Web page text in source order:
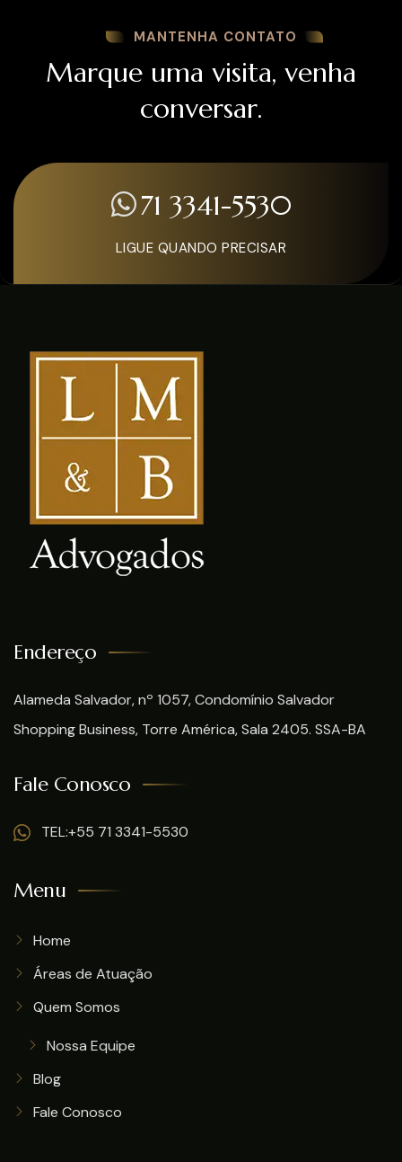
MANTENHA CONTATO
Marque uma visita, venha
conversar.
71 3341-5530
LIGUE QUANDO PRECISAR
Endereço
Alameda Salvador, nº 1057, Condomínio Salvador
Shopping Business, Torre América, Sala 2405. SSA-BA
Fale Conosco
TEL:+55 71 3341-5530
Menu
Home
Áreas de Atuação
Quem Somos
Nossa Equipe
Blog
Fale Conosco